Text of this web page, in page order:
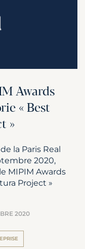
Awards
« Best
»
la Paris Real
2020,
MIPIM Awards
Project »
2020